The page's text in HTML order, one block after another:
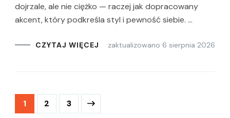
dojrzale, ale nie ciężko — raczej jak dopracowany
akcent, który podkreśla styl i pewność siebie. …
CZYTAJ WIĘCEJ zaktualizowano 6 sierpnia 2026
Stronicowanie
Strona
1 Strona
2 Strona
3